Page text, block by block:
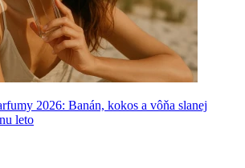
2026: Banán, kokos a vôňa slanej
leto